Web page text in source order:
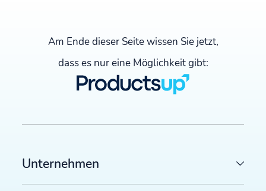
Am Ende dieser Seite wissen Sie jetzt,
dass es nur eine Möglichkeit gibt:
Unternehmen